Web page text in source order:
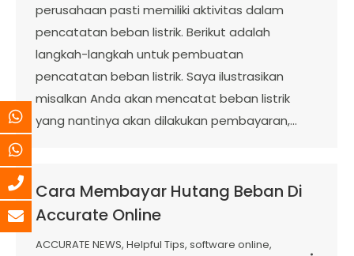
perusahaan pasti memiliki aktivitas dalam
pencatatan beban listrik. Berikut adalah
langkah-langkah untuk pembuatan
pencatatan beban listrik. Saya ilustrasikan
misalkan Anda akan mencatat beban listrik
yang nantinya akan dilakukan pembayaran,…
Cara Membayar Hutang Beban Di
Accurate Online
ACCURATE NEWS, Helpful Tips, software online,